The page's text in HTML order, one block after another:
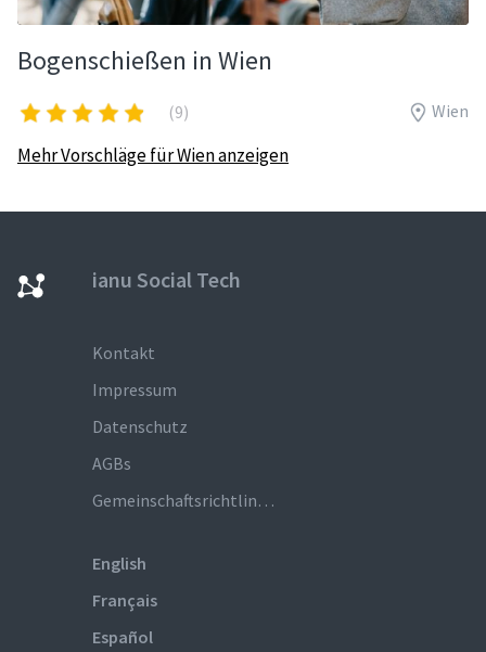
Bogenschießen in Wien
(9) Wien
Mehr Vorschläge für Wien anzeigen
ianu Social Tech
Kontakt
Impressum
Datenschutz
AGBs
Gemeinschaftsrichtlinien
English
Français
Español